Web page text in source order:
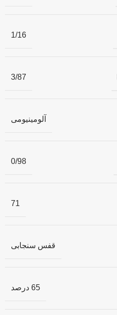
1/16
3/87
آلومینیومی
0/98
71
قفس سنجابی
65 درصد